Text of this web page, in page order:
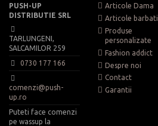
PUSH-UP
DISTRIBUTIE SRL
TARLUNGENI,
SALCAMILOR 259
0730 177 166
comenzi@push-
up.ro
Puteti face comenzi
pe wassup la
Articole Dama
Articole barbati
Produse
personalizate
Fashion addict
Despre noi
Contact
Garantii